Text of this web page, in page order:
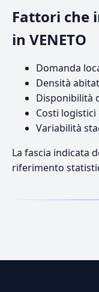
Fattori che
in VENETO
Domanda
Densità
Disponibilità
Costi
Variabilità
La fascia indicata
riferimento